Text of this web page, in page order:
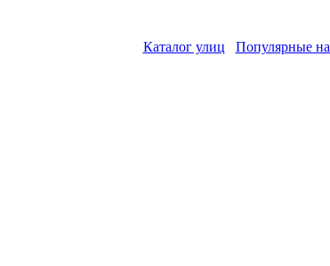
Каталог улиц Популярные